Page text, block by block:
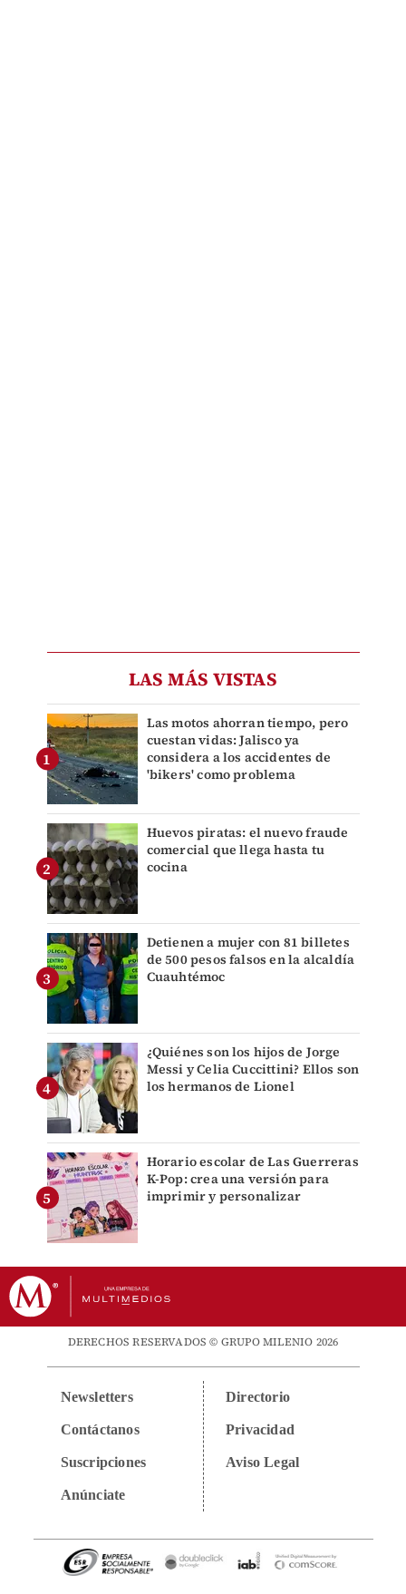
LAS MÁS VISTAS
Las motos ahorran tiempo, pero
cuestan vidas: Jalisco ya
considera a los accidentes de
'bikers' como problema
Huevos piratas: el nuevo fraude
comercial que llega hasta tu
cocina
Detienen a mujer con 81 billetes
de 500 pesos falsos en la alcaldía
Cuauhtémoc
¿Quiénes son los hijos de Jorge
Messi y Celia Cuccittini? Ellos son
los hermanos de Lionel
Horario escolar de Las Guerreras
K-Pop: crea una versión para
imprimir y personalizar
DERECHOS RESERVADOS © GRUPO MILENIO 2026
Newsletters
Contáctanos
Suscripciones
Anúnciate
Directorio
Privacidad
Aviso Legal